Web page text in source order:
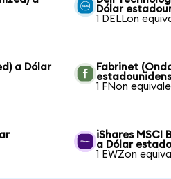
Dólar
1 DELLon
a Dólar
Fabrinet
1 FNon
iShares MSCI
a Dólar
1 EWZon